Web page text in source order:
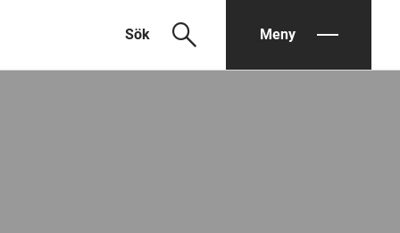
Sök search Meny